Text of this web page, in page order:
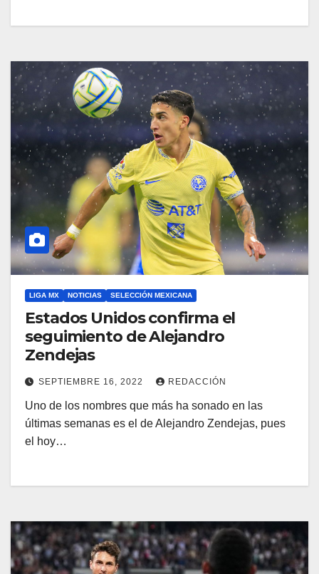
LIGA MX NOTICIAS SELECCIÓN MEXICANA
Estados Unidos confirma el
seguimiento de Alejandro
Zendejas
SEPTIEMBRE 16, 2022 REDACCIÓN
Uno de los nombres que más ha sonado en las
últimas semanas es el de Alejandro Zendejas, pues
el hoy…